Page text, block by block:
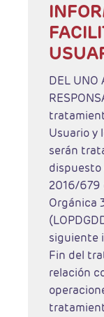
DEL UNO
Usuario y
serán
dispuesto
2016/679
Orgánica
siguiente
Fin del
relación